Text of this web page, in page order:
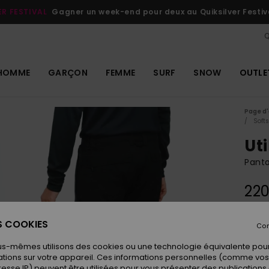
FESTIVAL Gagner un week-end pour deux au Quiksilver
GARÇON FEMME SURF SNOW
Page
COOKIES
mêmes utilisons des cookies ou une technologie équivalente
sur votre appareil. Ces informations personnelles (comme